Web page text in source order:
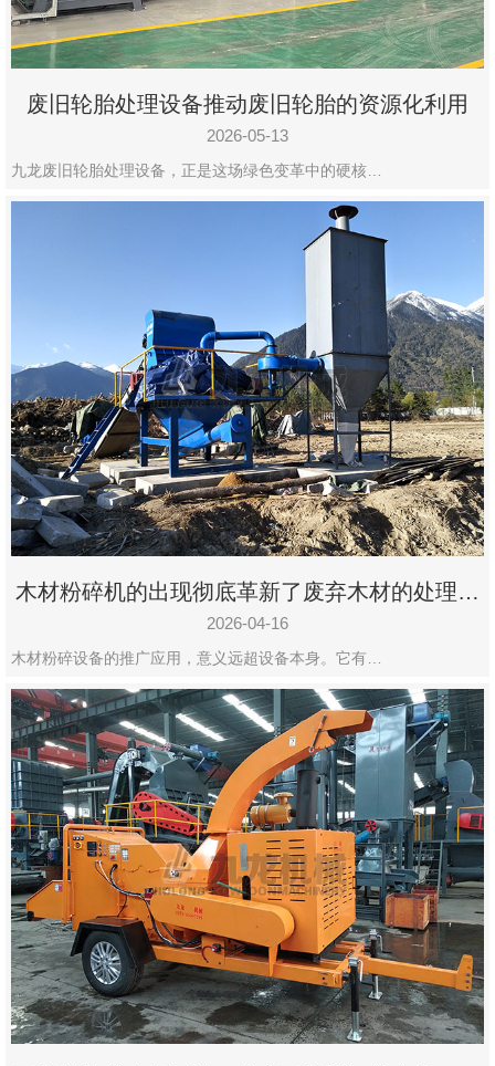
废旧轮胎处理设备推动废旧轮胎的资源化利用
2026-05-13
九龙废旧轮胎处理设备，正是这场绿色变革中的硬核…
木材粉碎机的出现彻底革新了废弃木材的处理模
式
2026-04-16
木材粉碎设备的推广应用，意义远超设备本身。它有…